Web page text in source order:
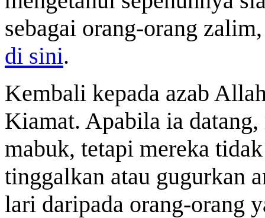
sebagai orang-orang
di sini.
Kembali kepada azab
Kiamat. Apabila ia datang,
mabuk, tetapi mereka
tinggalkan atau gugurkan
lari daripada orang-orang